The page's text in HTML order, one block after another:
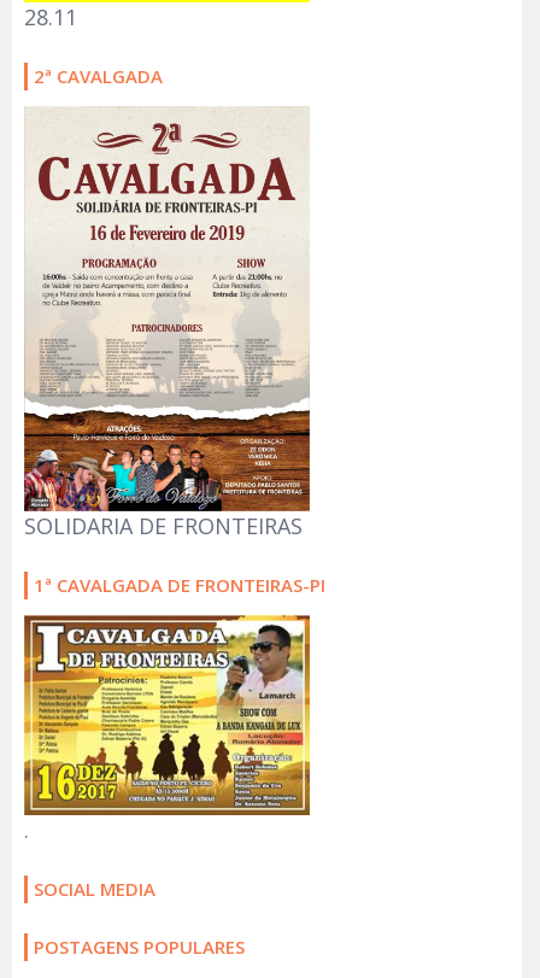
28.11
2ª CAVALGADA
SOLIDARIA DE FRONTEIRAS
1ª CAVALGADA DE FRONTEIRAS-PI
.
SOCIAL MEDIA
POSTAGENS POPULARES